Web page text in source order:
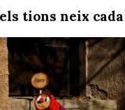
tions neix